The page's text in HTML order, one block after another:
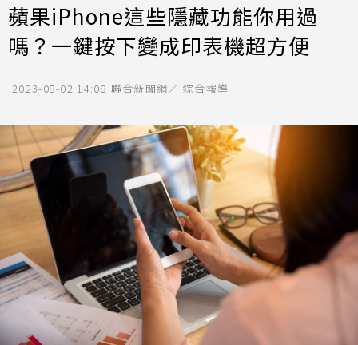
蘋果iPhone這些隱藏功能你用過
嗎？一鍵按下變成印表機超方便
2023-08-02 14:08 聯合新聞網／ 綜合報導